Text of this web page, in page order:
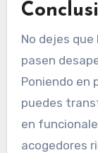
No dejes
pasen
Poniendo en
puedes
en
acogedores